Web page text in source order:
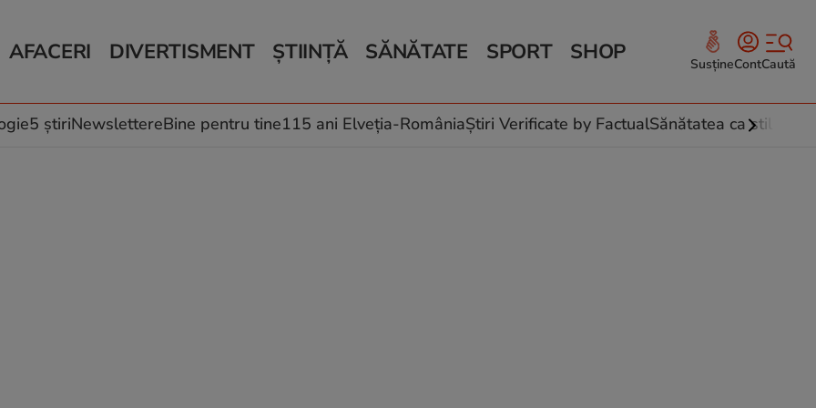
AFACERI
Auto
Locuri de muncă
DIVERTISMENT
Horoscop
Muzică și Filme
ȘTIINȚĂ
Schimbări climatice
SĂNĂTATE
Relații
Rețete culinare
SPORT SHOP SusțineContCaută
5 știriNewslettereBine pentru tine115 ani Elveția-RomâniaȘtiri Verificate by FactualSănătatea ca stil de